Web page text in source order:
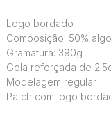
Logo bordado
Composição: 50%
Gramatura: 390g
Gola reforçada de
Modelagem regular
Patch com logo